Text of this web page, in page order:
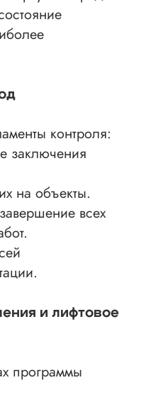
контроля:
заключения
на объекты.
всех
и лифтовое
программы